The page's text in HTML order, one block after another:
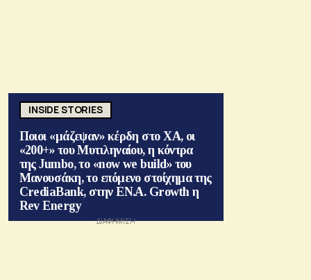
INSIDE STORIES
Ποιοι «μάζεψαν» κέρδη στο ΧΑ, οι
«200+» του Μυτιληναίου, η κόντρα
της Jumbo, το «now we build» του
Μανουσάκη, το επόμενο στοίχημα της
CrediaBank, στην ΕΝ.Α. Growth η
Rev Energy